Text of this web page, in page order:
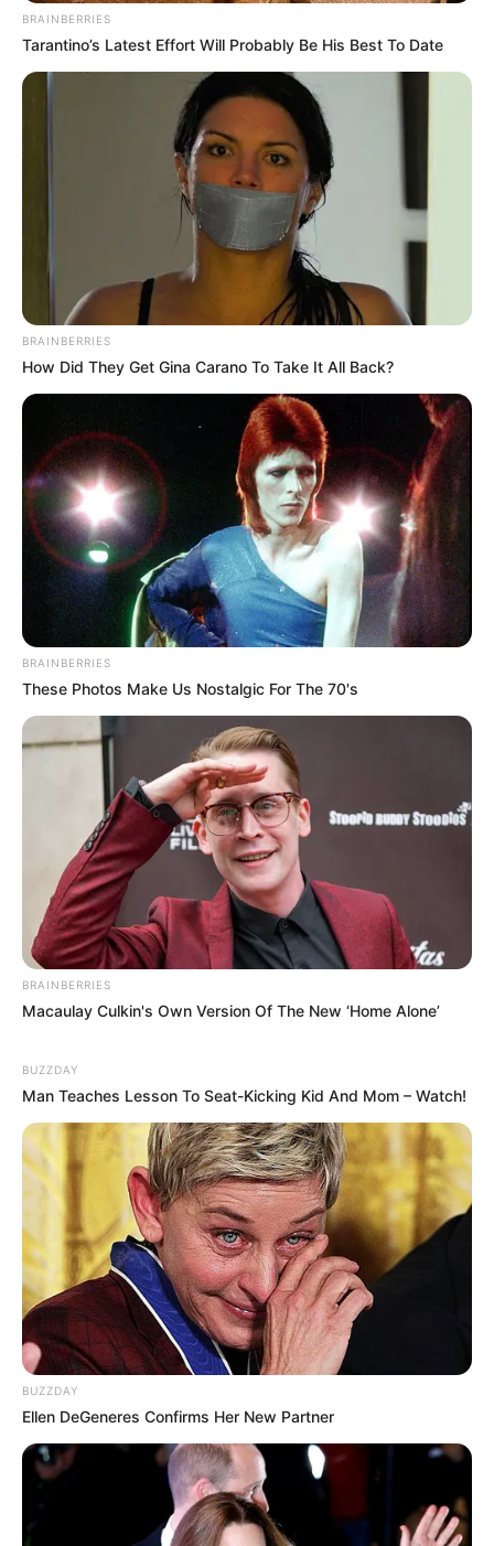
BRAINBERRIES
Tarantino’s Latest Effort Will Probably Be His Best To Date
BRAINBERRIES
How Did They Get Gina Carano To Take It All Back?
BRAINBERRIES
These Photos Make Us Nostalgic For The 70's
BRAINBERRIES
Macaulay Culkin's Own Version Of The New ‘Home Alone’
BUZZDAY
Man Teaches Lesson To Seat-Kicking Kid And Mom – Watch!
BUZZDAY
Ellen DeGeneres Confirms Her New Partner